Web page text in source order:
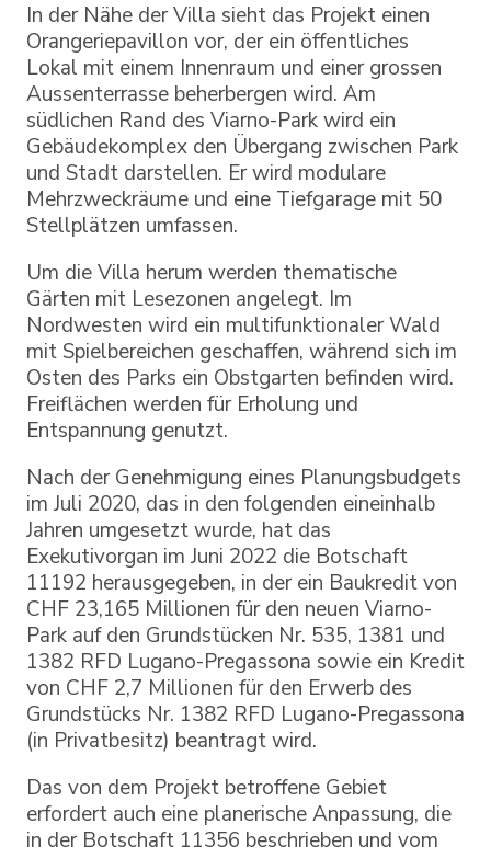
In der Nähe der Villa sieht das Projekt einen
Orangeriepavillon vor, der ein öffentliches
Lokal mit einem Innenraum und einer grossen
Aussenterrasse beherbergen wird. Am
südlichen Rand des Viarno-Park wird ein
Gebäudekomplex den Übergang zwischen Park
und Stadt darstellen. Er wird modulare
Mehrzweckräume und eine Tiefgarage mit 50
Stellplätzen umfassen.
Um die Villa herum werden thematische
Gärten mit Lesezonen angelegt. Im
Nordwesten wird ein multifunktionaler Wald
mit Spielbereichen geschaffen, während sich im
Osten des Parks ein Obstgarten befinden wird.
Freiflächen werden für Erholung und
Entspannung genutzt.
Nach der Genehmigung eines Planungsbudgets
im Juli 2020, das in den folgenden eineinhalb
Jahren umgesetzt wurde, hat das
Exekutivorgan im Juni 2022 die Botschaft
11192 herausgegeben, in der ein Baukredit von
CHF 23,165 Millionen für den neuen Viarno-
Park auf den Grundstücken Nr. 535, 1381 und
1382 RFD Lugano-Pregassona sowie ein Kredit
von CHF 2,7 Millionen für den Erwerb des
Grundstücks Nr. 1382 RFD Lugano-Pregassona
(in Privatbesitz) beantragt wird.
Das von dem Projekt betroffene Gebiet
erfordert auch eine planerische Anpassung, die
in der Botschaft 11356 beschrieben und vom